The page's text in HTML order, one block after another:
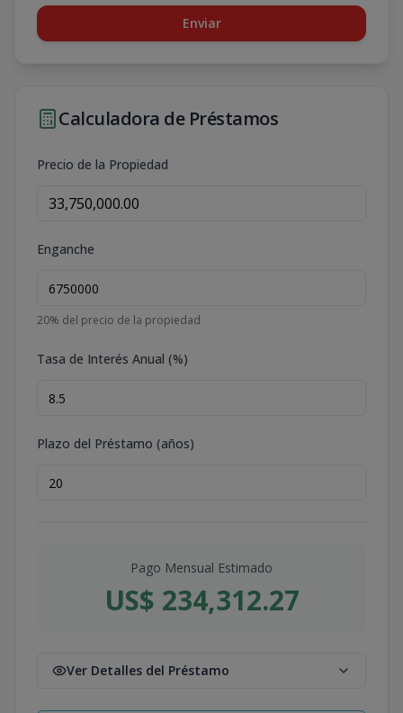
Enviar
Calculadora de Préstamos
Precio de la Propiedad
Enganche
20% del precio de la propiedad
Tasa de Interés Anual (%)
Plazo del Préstamo (años)
Pago Mensual Estimado
US$ 234,312.27
Ver Detalles del Préstamo